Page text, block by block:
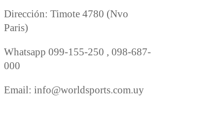
Dirección: Timote 4780 (Nvo
Paris)
Whatsapp 099-155-250 , 098-687-
000
Email: info@worldsports.com.uy